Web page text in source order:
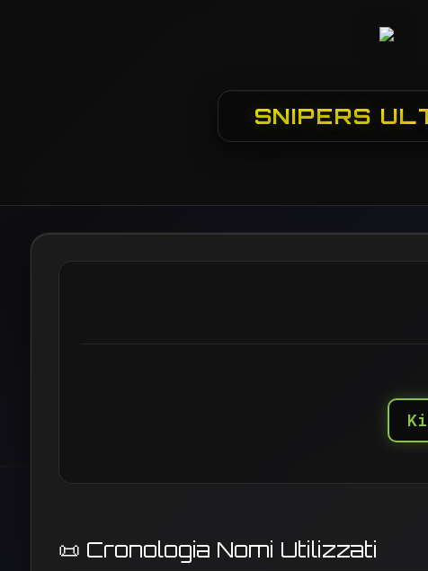
SNIPERS
📜 Cronologia Nomi Utilizzati